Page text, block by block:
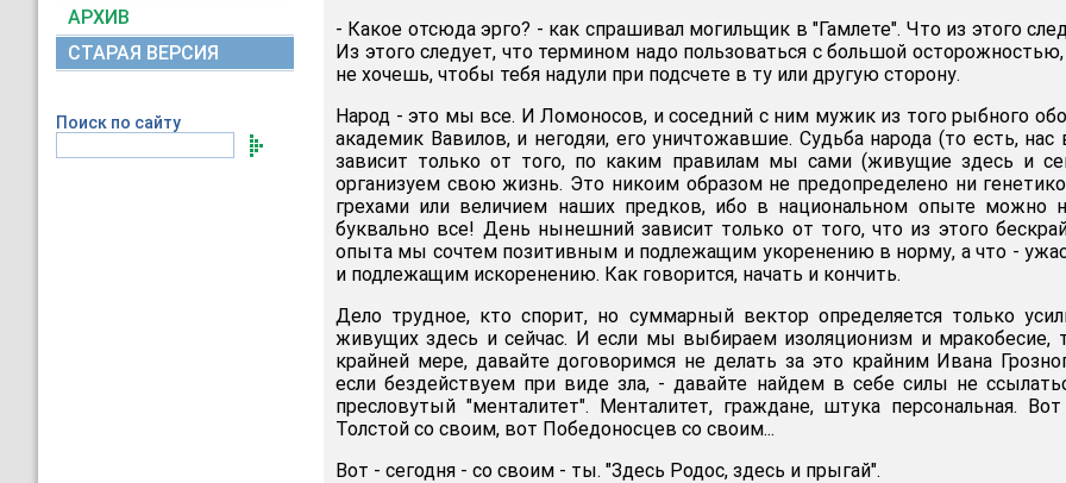
АРХИВ
СТАРАЯ ВЕРСИЯ
Поиск по сайту
- Какое отсюда эрго? - как спрашивал могильщик в "Гамлете". Что из этого
Из этого следует, что термином надо пользоваться с большой осторожностью,
не хочешь, чтобы тебя надули при подсчете в ту или другую сторону.
Народ - это мы все. И Ломоносов, и соседний с ним мужик из того рыбного
академик Вавилов, и негодяи, его уничтожавшие. Судьба народа (то есть, нас
зависит только от того, по каким правилам мы сами (живущие здесь и
организуем свою жизнь. Это никоим образом не предопределено ни
грехами или величием наших предков, ибо в национальном опыте можно
буквально все! День нынешний зависит только от того, что из этого
опыта мы сочтем позитивным и подлежащим укоренению в норму, а что -
и подлежащим искоренению. Как говорится, начать и кончить.
Дело трудное, кто спорит, но суммарный вектор определяется только
живущих здесь и сейчас. И если мы выбираем изоляционизм и мракобесие,
крайней мере, давайте договоримся не делать за это крайним Ивана
если бездействуем при виде зла, - давайте найдем в себе силы не
пресловутый "менталитет". Менталитет, граждане, штука персональная.
Толстой со своим, вот Победоносцев со своим...
Вот - сегодня - со своим - ты. "Здесь Родос, здесь и прыгай".